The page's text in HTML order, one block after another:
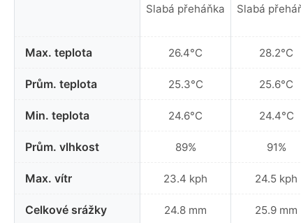
Max. teplota
Prům. teplota
Min. teplota
Prům. vlhkost
Max. vítr
Celkové srážky
Slabá přeháňka
26.4°C
25.3°C
24.6°C
89%
23.4 kph
24.8 mm
Slabá
28.2°C
25.6°C
24.4°C
91%
24.5 kph
25.9 mm